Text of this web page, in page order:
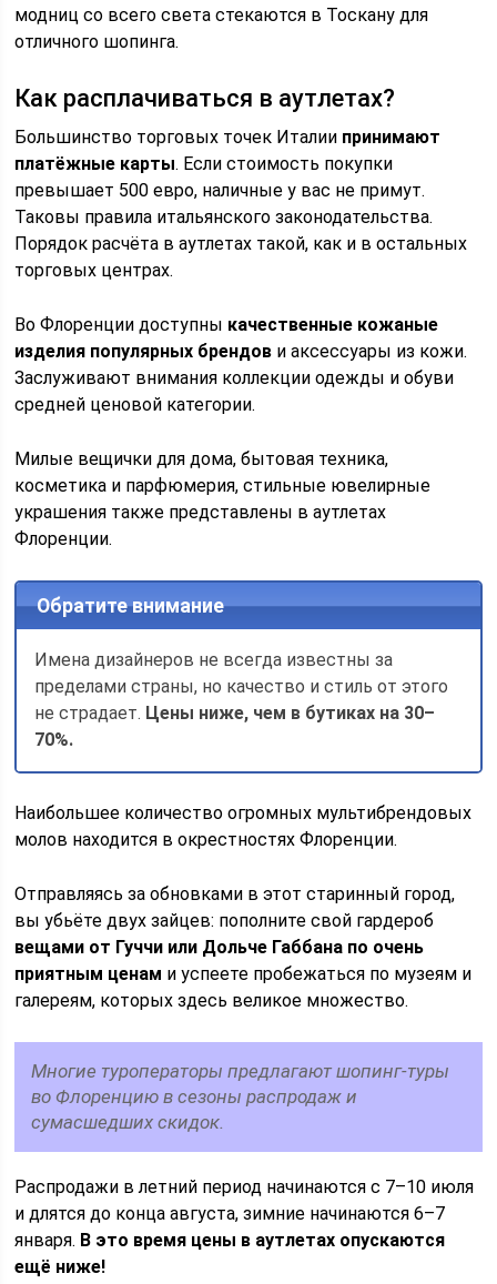
модниц со всего света стекаются в Тоскану для
отличного шопинга.
Как расплачиваться в аутлетах?
Большинство торговых точек Италии принимают
платёжные карты. Если стоимость покупки
превышает 500 евро, наличные у вас не примут.
Таковы правила итальянского законодательства.
Порядок расчёта в аутлетах такой, как и в остальных
торговых центрах.
Во Флоренции доступны качественные кожаные
изделия популярных брендов и аксессуары из кожи.
Заслуживают внимания коллекции одежды и обуви
средней ценовой категории.
Милые вещички для дома, бытовая техника,
косметика и парфюмерия, стильные ювелирные
украшения также представлены в аутлетах
Флоренции.
Обратите внимание
Имена дизайнеров не всегда известны за
пределами страны, но качество и стиль от этого
не страдает. Цены ниже, чем в бутиках на 30–
70%.
Наибольшее количество огромных мультибрендовых
молов находится в окрестностях Флоренции.
Отправляясь за обновками в этот старинный город,
вы убьёте двух зайцев: пополните свой гардероб
вещами от Гуччи или Дольче Габбана по очень
приятным ценам и успеете пробежаться по музеям и
галереям, которых здесь великое множество.
Многие туроператоры предлагают шопинг-туры
во Флоренцию в сезоны распродаж и
сумасшедших скидок.
Распродажи в летний период начинаются с 7–10 июля
и длятся до конца августа, зимние начинаются 6–7
января. В это время цены в аутлетах опускаются
ещё ниже!